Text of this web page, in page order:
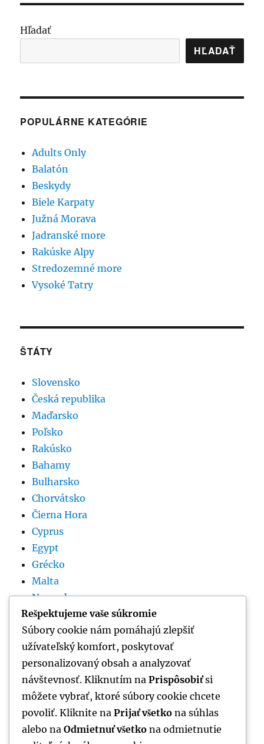
STRÁ
Hľadať
HĽADAŤ
POPULÁRNE KATEGÓRIE
Adults Only
Balatón
Beskydy
Biele Karpaty
Južná Morava
Jadranské more
Rakúske Alpy
Stredozemné more
Vysoké Tatry
ŠTÁTY
Slovensko
Česká republika
Maďarsko
Poľsko
Rakúsko
Bahamy
Bulharsko
Chorvátsko
Čierna Hora
Cyprus
Egypt
Grécko
Malta
Nemecko
Rumunsko
Slovinsko
Španielsko
Srbsko
Taliansko
Thajsko
Tunisko
Rešpektujeme vaše súkromie
Súbory cookie nám pomáhajú zlepšiť
užívateľský komfort, poskytovať
personalizovaný obsah a analyzovať
návštevnosť. Kliknutím na Prispôsobiťsi
môžete vybrať, ktoré súbory cookie chcete
povoliť. Kliknite na Prijať všetko na súhlas
alebo na Odmietnuť všetko na odmietnutie